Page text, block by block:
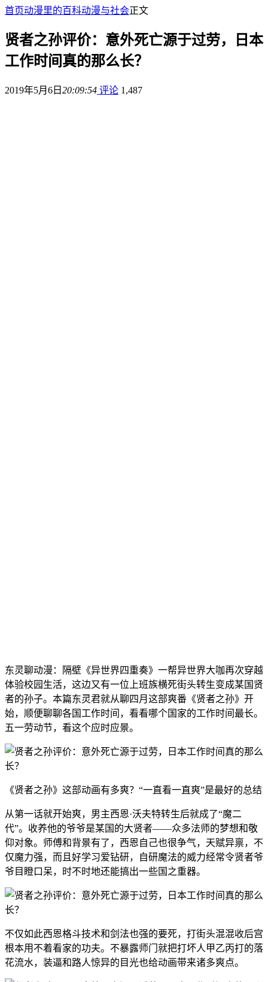
首页动漫里的百科动漫与社会正文
贤者之孙评价：意外死亡源于过劳，日本
工作时间真的那么长？
2019年5月6日 20:09:54 评论 1,487
东灵聊动漫：隔壁《异世界四重奏》一帮异世界大咖再次穿越
体验校园生活，这边又有一位上班族横死街头转生变成某国贤
者的孙子。本篇东灵君就从聊四月这部爽番《贤者之孙》开
始，顺便聊聊各国工作时间，看看哪个国家的工作时间最长。
五一劳动节，看这个应时应景。
《贤者之孙》这部动画有多爽？“一直看一直爽”是最好的总结
从第一话就开始爽，男主西恩·沃夫特转生后就成了“魔二
代”。收养他的爷爷是某国的大贤者——众多法师的梦想和敬
仰对象。师傅和背景有了，西恩自己也很争气，天赋异禀，不
仅魔力强，而且好学习爱钻研，自研魔法的威力经常令贤者爷
爷目瞪口呆，时不时地还能搞出一些国之重器。
不仅如此西恩格斗技术和剑法也强的要死，打街头混混收后宫
根本用不着看家的功夫。不暴露师门就把打坏人甲乙丙打的落
花流水，装逼和路人惊异的目光也给动画带来诸多爽点。